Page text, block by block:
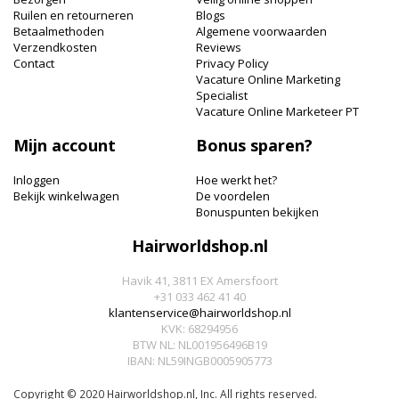
Ruilen en retourneren
Betaalmethoden
Verzendkosten
Contact
Blogs
Algemene voorwaarden
Reviews
Privacy Policy
Vacature Online Marketing
Specialist
Vacature Online Marketeer PT
Mijn account
Inloggen
Bekijk winkelwagen
Bonus sparen?
Hoe werkt het?
De voordelen
Bonuspunten bekijken
Hairworldshop.nl
Havik 41, 3811 EX Amersfoort
+31 033 462 41 40
klantenservice@hairworldshop.nl
KVK: 68294956
BTW NL: NL001956496B19
IBAN: NL59INGB0005905773
Copyright © 2020 Hairworldshop.nl, Inc. All rights reserved.